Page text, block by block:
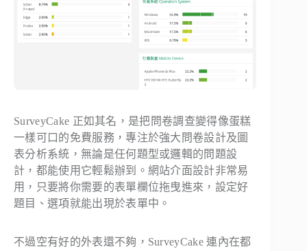
SurveyCake 正如其名，是把問卷調查變得像蛋糕
一樣可口的免費服務，專注於強大問卷設計及圖
表分析系統，無論是任何題型或邏輯的問題設
計，都能使用它輕鬆辦到。網站介面設計非常易
用，只要將你需要的表單欄位拖曳進來，設定好
題目、選項就能出現於表單中。
不過空有好的外表還不夠，SurveyCake 連內在都